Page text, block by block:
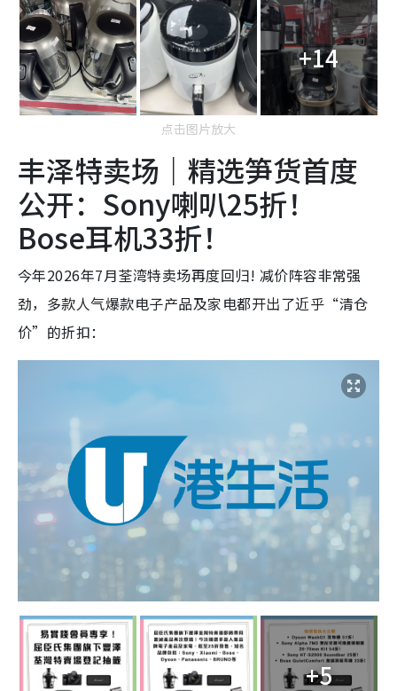
+14
点击图片放大
丰泽特卖场｜精选笋货首度
公开：Sony喇叭25折！
Bose耳机33折！
今年2026年7月荃湾特卖场再度回归! 减价阵容非常强
劲，多款人气爆款电子产品及家电都开出了近乎“清仓
价”的折扣：
+5